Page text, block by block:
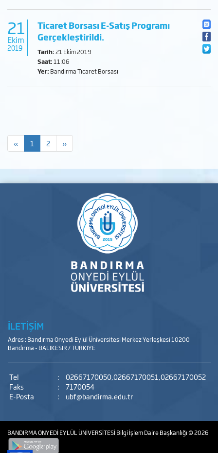
21
Ekim
2019
Ticaret Borsası E-Satış Programı
Gerçekleştirildi.
Tarih:21 Ekim 2019
Saat:11:06
Yer: Bandırma Ticaret Borsası
« 1 2 »
İLETİŞİM
Adres : Bandırma Onyedi Eylül Üniversitesi Merkez Yerleşkesi 10200
Bandırma - BALIKESİR / TÜRKİYE
Tel :
02667170050,02667170051,02667170052
Faks
:
7170054
E-Posta
: ubf@bandirma.edu.tr
BANDIRMA ONYEDİ EYLÜL ÜNİVERSİTESİBilgi İşlem Daire Başkanlığı© 2026